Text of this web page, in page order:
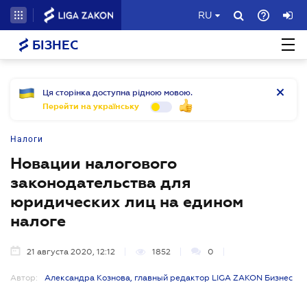
RU
БІЗНЕС
Ця сторінка доступна рідною мовою.
Перейти на українську
Налоги
Новации налогового
законодательства для
юридических лиц на едином
налоге
21 августа 2020, 12:12 1852 0
Автор: Александра Кознова, главный редактор LIGA ZAKON Бизнес